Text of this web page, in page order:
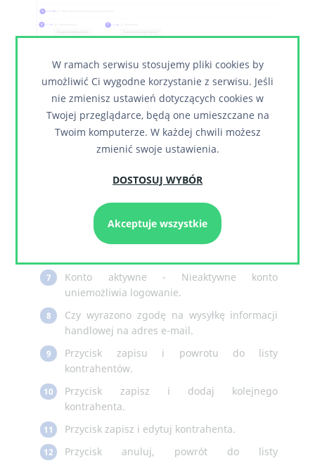
Pole wyboru opiekuna.
2 Grupa do jakiej należy kontrahent.
Pole wyboru sposobu pozyskania
kontrahenta.
Pole na adres e-mail kontrahenta.
Czy wysłać powiadomienie na adres e-mail z
informacją o utworzeniu konta.
Czy konto ma być zweryfikowane -
7
Konto aktywne - Nieaktywne konto
uniemożliwia logowanie.
8
Czy wyrazono zgodę na wysyłkę informacji
handlowej na adres e-mail.
9
Przycisk zapisu i powrotu do listy
kontrahentów.
10
Przycisk zapisz i dodaj kolejnego
kontrahenta.
11 Przycisk zapisz i edytuj kontrahenta.
12
Przycisk anuluj, powrót do listy
W ramach serwisu stosujemy pliki cookies by
umożliwić Ci wygodne korzystanie z serwisu. Jeśli
nie zmienisz ustawień dotyczących cookies w
Twojej przeglądarce, będą one umieszczane na
Twoim komputerze. W każdej chwili możesz
zmienić swoje ustawienia.
DOSTOSUJ WYBÓR
Akceptuje wszystkie